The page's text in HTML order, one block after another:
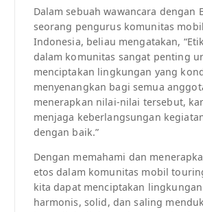
Dalam sebuah wawancara dengan
seorang pengurus komunitas
Indonesia, beliau mengatakan,
dalam komunitas sangat penting
menciptakan lingkungan yang
menyenangkan bagi semua
menerapkan nilai-nilai tersebut,
menjaga keberlangsungan
dengan baik.”
Dengan memahami dan
etos dalam komunitas mobil
kita dapat menciptakan
harmonis, solid, dan saling